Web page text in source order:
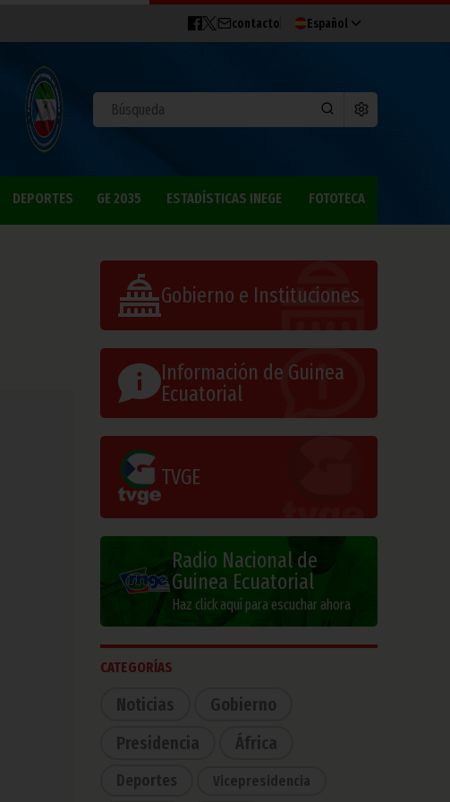
contacto Español
DEPORTES GE 2035 ESTADÍSTICAS INEGE FOTOTECA
Gobierno e Instituciones
Información de Guinea
Ecuatorial
TVGE
Radio Nacional de
Guinea Ecuatorial
Haz click aquí para escuchar ahora
CATEGORÍAS
Noticias
Gobierno
Presidencia
África
Deportes Vicepresidencia